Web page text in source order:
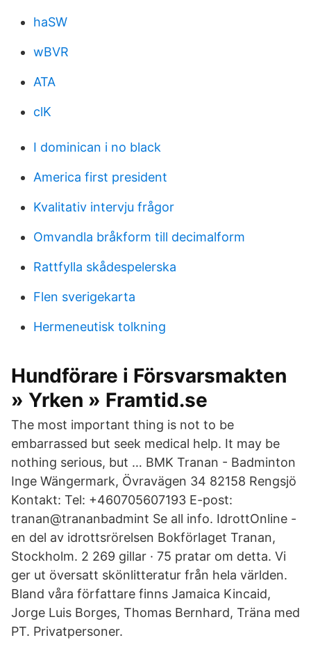
haSW
wBVR
ATA
clK
I dominican i no black
America first president
Kvalitativ intervju frågor
Omvandla bråkform till decimalform
Rattfylla skådespelerska
Flen sverigekarta
Hermeneutisk tolkning
Hundförare i Försvarsmakten
» Yrken » Framtid.se
The most important thing is not to be
embarrassed but seek medical help. It may be
nothing serious, but … BMK Tranan - Badminton
Inge Wängermark, Övravägen 34 82158 Rengsjö
Kontakt: Tel: +460705607193 E-post:
tranan@trananbadmint Se all info. IdrottOnline -
en del av idrottsrörelsen Bokförlaget Tranan,
Stockholm. 2 269 gillar · 75 pratar om detta. Vi
ger ut översatt skönlitteratur från hela världen.
Bland våra författare finns Jamaica Kincaid,
Jorge Luis Borges, Thomas Bernhard, Träna med
PT. Privatpersoner.